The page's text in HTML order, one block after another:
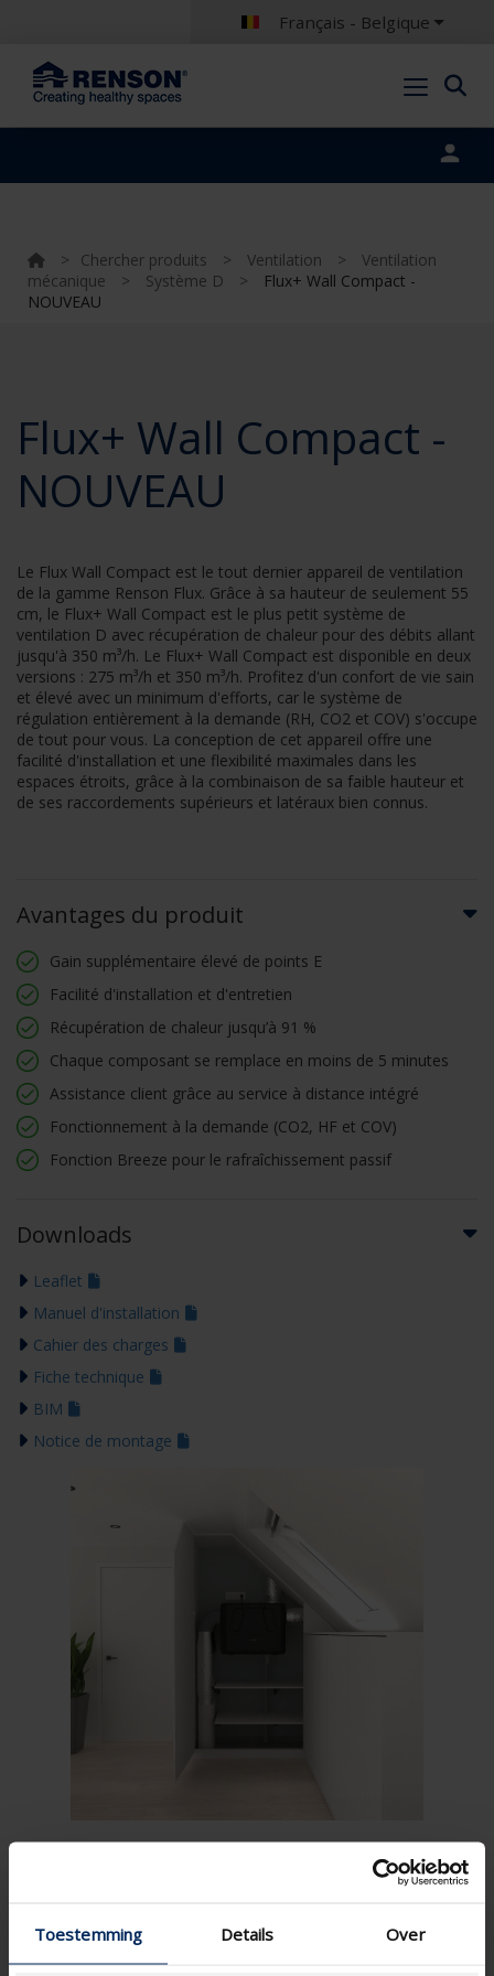
Toestemming Details Over
Français - Belgique
> Chercher produits > Ventilation >
Ventilation
mécanique
> Système D >
Flux+ Wall Compact -
NOUVEAU
Flux+ Wall Compact -
NOUVEAU
Le Flux Wall Compact est le tout dernier appareil de ventilation
de la gamme Renson Flux. Grâce à sa hauteur de seulement 55
cm, le Flux+ Wall Compact est le plus petit système de
ventilation D avec récupération de chaleur pour des débits allant
jusqu'à 350 m³/h. Le Flux+ Wall Compact est disponible en deux
versions : 275 m³/h et 350 m³/h. Profitez d'un confort de vie sain
et élevé avec un minimum d'efforts, car le système de
régulation entièrement à la demande (RH, CO2 et COV) s'occupe
de tout pour vous. La conception de cet appareil offre une
facilité d'installation et une flexibilité maximales dans les
espaces étroits, grâce à la combinaison de sa faible hauteur et
de ses raccordements supérieurs et latéraux bien connus.
Avantages du produit
Gain supplémentaire élevé de points E
Facilité d'installation et d'entretien
Récupération de chaleur jusqu’à 91 %
Chaque composant se remplace en moins de 5 minutes
Assistance client grâce au service à distance intégré
Fonctionnement à la demande (CO2, HF et COV)
Fonction Breeze pour le rafraîchissement passif
Downloads
Leaflet
Manuel d'installation
Cahier des charges
Fiche technique
BIM
Notice de montage